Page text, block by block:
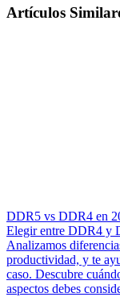
Artículos
DDR5 vs DDR4 en
Elegir entre DDR4 y
Analizamos
productividad, y te
caso. Descubre
aspectos debes